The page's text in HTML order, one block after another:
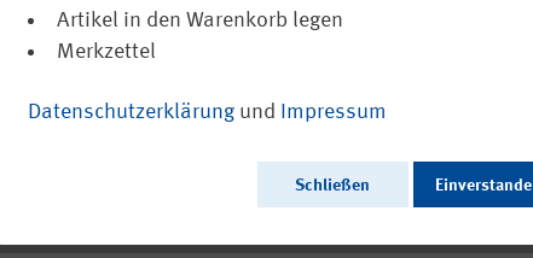
Seitenzahl:
Format:
Sprache:
Artikel in den Warenkorb legen
Merkzettel
Datenschutzerklärung und Impressum
Schließen